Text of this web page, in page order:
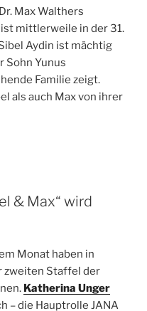
Max Walthers
mittlerweile in der 31.
Aydin ist mächtig
Sohn Yunus
Familie zeigt.
als auch Max von ihrer
& Max“ wird
Monat haben in
zweiten Staffel der
Katherina Unger
– die Hauptrolle JANA